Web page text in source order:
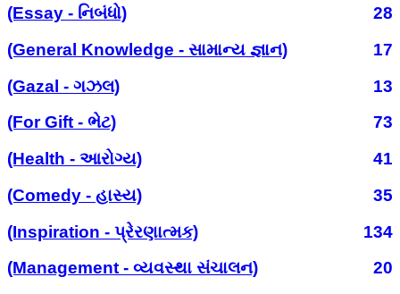
(Essay - નિબંધો)
28
(General Knowledge - સામાન્ય જ્ઞાન)
17
(Gazal - ગઝલ)
13
(For Gift - ભેટ)
73
(Health - આરોગ્ય)
41
(Comedy - હાસ્ય)
35
(Inspiration - પ્રેરણાત્મક)
134
(Management - વ્યવસ્થા સંચાલન)
20